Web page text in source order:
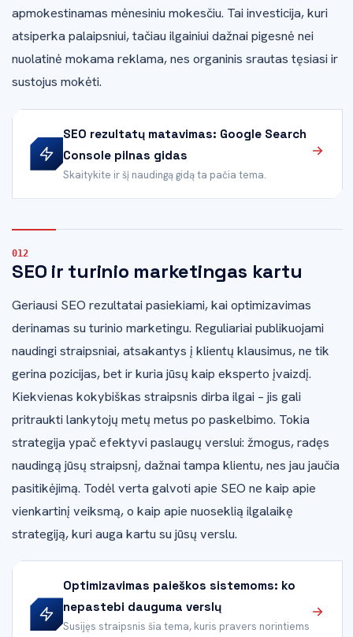
apmokestinamas mėnesiniu mokesčiu. Tai investicija, kuri
atsiperka palaipsniui, tačiau ilgainiui dažnai pigesnė nei
nuolatinė mokama reklama, nes organinis srautas tęsiasi ir
sustojus mokėti.
SEO rezultatų matavimas: Google Search
Console pilnas gidas
Skaitykite ir šį naudingą gidą ta pačia tema.
SEO ir turinio marketingas kartu
Geriausi SEO rezultatai pasiekiami, kai optimizavimas
derinamas su turinio marketingu. Reguliariai publikuojami
naudingi straipsniai, atsakantys į klientų klausimus, ne tik
gerina pozicijas, bet ir kuria jūsų kaip eksperto įvaizdį.
Kiekvienas kokybiškas straipsnis dirba ilgai – jis gali
pritraukti lankytojų metų metus po paskelbimo. Tokia
strategija ypač efektyvi paslaugų verslui: žmogus, radęs
naudingą jūsų straipsnį, dažnai tampa klientu, nes jau jaučia
pasitikėjimą. Todėl verta galvoti apie SEO ne kaip apie
vienkartinį veiksmą, o kaip apie nuoseklią ilgalaikę
strategiją, kuri auga kartu su jūsų verslu.
Optimizavimas paieškos sistemoms: ko
nepastebi dauguma verslų
Susijęs straipsnis šia tema, kuris pravers norintiems